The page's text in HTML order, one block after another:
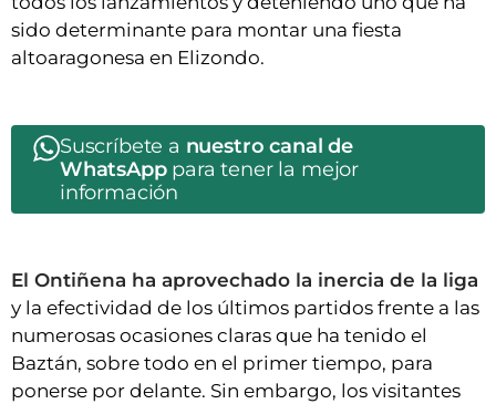
sido determinante para montar una fiesta
altoaragonesa en Elizondo.
Suscríbete a nuestro canal de
WhatsApppara tener la mejor
información
El Ontiñena ha aprovechado la inercia de la liga
y la efectividad de los últimos partidos frente a las
numerosas ocasiones claras que ha tenido el
Baztán, sobre todo en el primer tiempo, para
ponerse por delante. Sin embargo, los visitantes